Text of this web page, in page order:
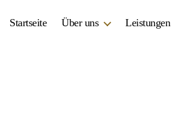
Startseite Über uns Leistungen